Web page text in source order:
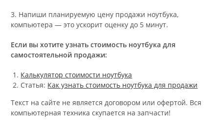
3. Напиши планируемую цену продажи ноутбука,
компьютера — это ускорит оценку до 5 минут.
Если вы хотите узнать стоимость ноутбука для
самостоятельной продажи:
Калькулятор стоимости ноутбука
Статья: Как узнать стоимость ноутбука для продажи
Текст на сайте не является договором или офертой. Вся
компьютерная техника скупается на запчасти!